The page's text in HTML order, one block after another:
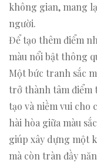
không gian, mang
người.
Để tạo thêm điểm
màu nổi bật thông
Một bức tranh sắc
trở thành tâm điểm
tạo và niềm vui cho
hài hòa giữa màu
giúp xây dựng một
mà còn tràn đầy